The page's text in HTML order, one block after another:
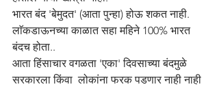
भारत बंद 'बेमुदत' (आता पुन्हा) होऊ शकत नाही.
लाॅकडाऊनच्या काळात सहा महिने 100% भारत
बंदच होता..
आता हिंसाचार वगळता 'एका' दिवसाच्या बंदमुळे
सरकारला किंवा  लोकांना फरक पडणार नाही नाही